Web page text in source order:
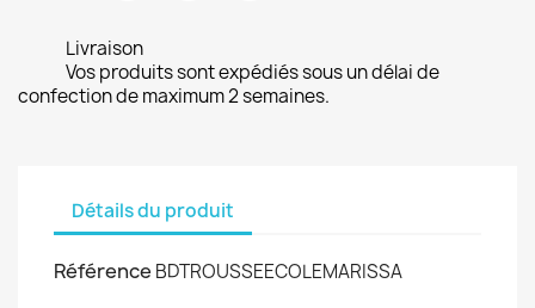
Livraison
Vos produits sont expédiés sous un délai de
confection de maximum 2 semaines.
Détails du produit
Référence BDTROUSSEECOLEMARISSA